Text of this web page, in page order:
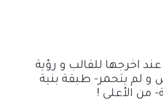
عند اخرجها للقالب و رؤية
و لم يتحمر- طبقة بنية
من الأعلى !